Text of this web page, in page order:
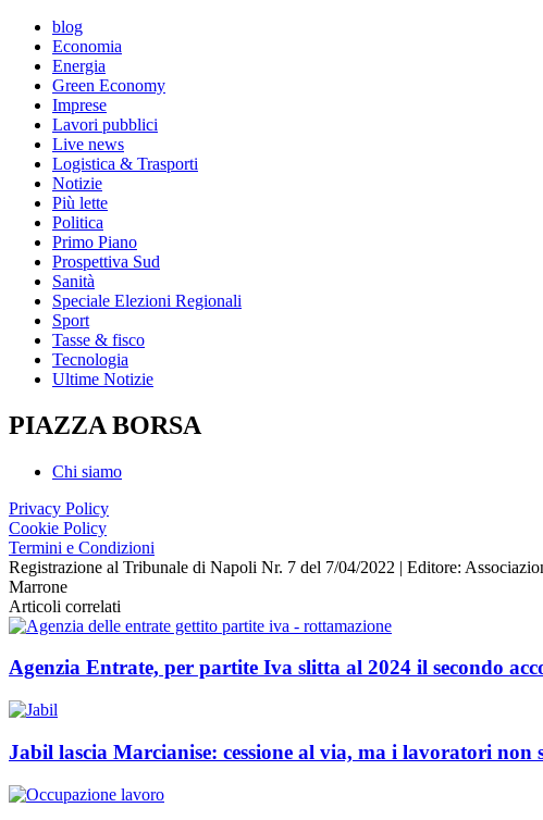
blog
Economia
Energia
Green Economy
Imprese
Lavori pubblici
Live news
Logistica & Trasporti
Notizie
Più lette
Politica
Primo Piano
Prospettiva Sud
Sanità
Speciale Elezioni Regionali
Sport
Tasse & fisco
Tecnologia
Ultime Notizie
PIAZZA BORSA
Chi siamo
Privacy Policy
Cookie Policy
Termini e Condizioni
Registrazione al Tribunale di Napoli Nr. 7 del 7/04/2022 | Editore:
Marrone
Articoli correlati
Agenzia Entrate, per partite Iva slitta al 2024 il secondo
Jabil lascia Marcianise: cessione al via, ma i lavoratori non